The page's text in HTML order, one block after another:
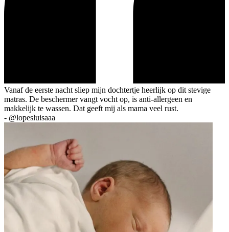
Vanaf de eerste nacht sliep mijn dochtertje heerlijk op dit stevige
matras. De beschermer vangt vocht op, is anti-allergeen en
makkelijk te wassen. Dat geeft mij als mama veel rust.
- @lopesluisaaa